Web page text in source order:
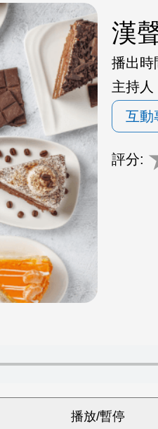
漢
播出時
主持人
互動
評分: